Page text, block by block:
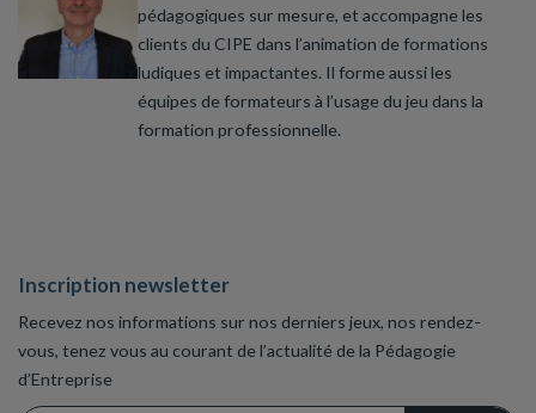
pédagogiques sur mesure, et accompagne les
clients du CIPE dans l’animation de formations
ludiques et impactantes. Il forme aussi les
équipes de formateurs à l’usage du jeu dans la
formation professionnelle.
Inscription newsletter
Recevez nos informations sur nos derniers jeux, nos rendez-
vous, tenez vous au courant de l’actualité de la Pédagogie
d’Entreprise